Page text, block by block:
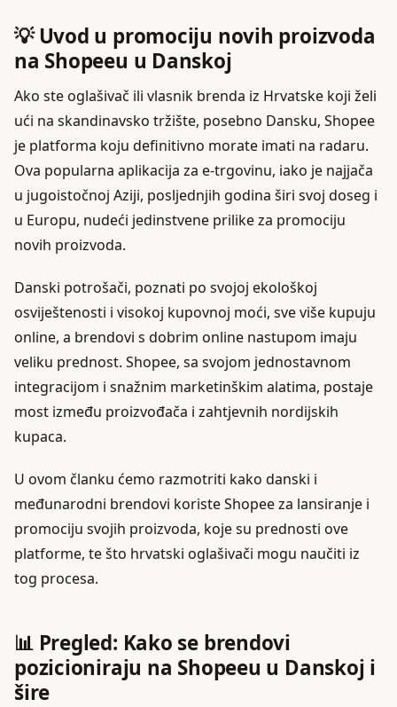
💡 Uvod u promociju novih proizvoda
na Shopeeu u Danskoj
Ako ste oglašivač ili vlasnik brenda iz Hrvatske koji želi
ući na skandinavsko tržište, posebno Dansku, Shopee
je platforma koju definitivno morate imati na radaru.
Ova popularna aplikacija za e-trgovinu, iako je najjača
u jugoistočnoj Aziji, posljednjih godina širi svoj doseg i
u Europu, nudeći jedinstvene prilike za promociju
novih proizvoda.
Danski potrošači, poznati po svojoj ekološkoj
osviještenosti i visokoj kupovnoj moći, sve više kupuju
online, a brendovi s dobrim online nastupom imaju
veliku prednost. Shopee, sa svojom jednostavnom
integracijom i snažnim marketinškim alatima, postaje
most između proizvođača i zahtjevnih nordijskih
kupaca.
U ovom članku ćemo razmotriti kako danski i
međunarodni brendovi koriste Shopee za lansiranje i
promociju svojih proizvoda, koje su prednosti ove
platforme, te što hrvatski oglašivači mogu naučiti iz
tog procesa.
📊 Pregled: Kako se brendovi
pozicioniraju na Shopeeu u Danskoj i
šire